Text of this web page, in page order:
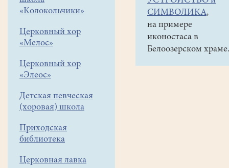
«Колокольчики»
Церковный хор
«Мелос»
Церковный хор
«Элеос»
Детская певческая
(хоровая) школа
Приходская
библиотека
Церковная лавка
прочесть
новости
СИМВОЛИКА,
на примере
иконостаса в
Белоозерском храме.